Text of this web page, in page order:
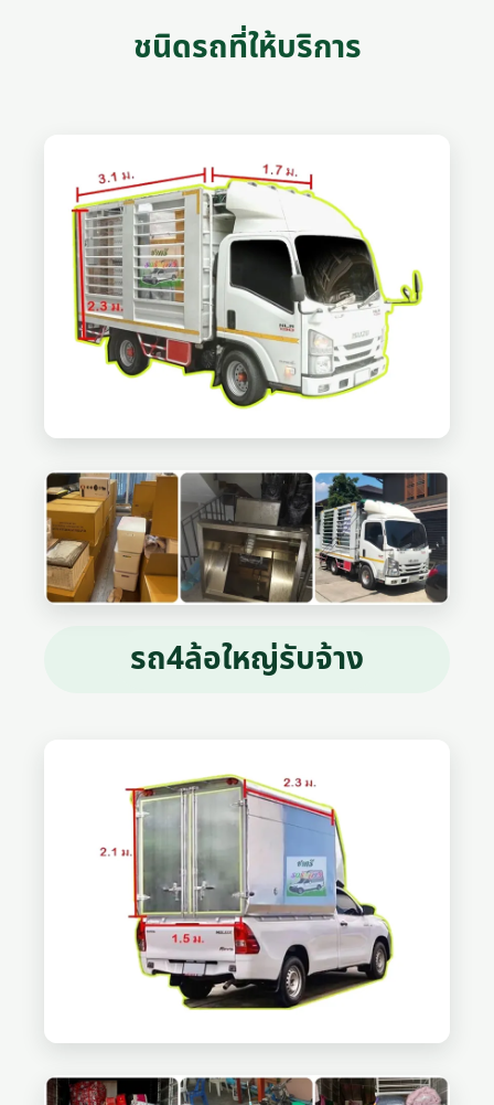
ชนิดรถที่ให้บริการ
รถ4ล้อใหญ่รับจ้าง